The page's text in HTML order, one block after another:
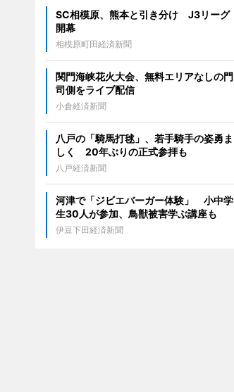
SC相模原、熊本と引き分け J3リーグ
開幕
相模原町田経済新聞
関門海峡花火大会、無料エリアなしの門
司側をライブ配信
小倉経済新聞
八戸の「騎馬打毬」、若手騎手の姿勇ま
しく 20年ぶりの正式参拝も
八戸経済新聞
河津で「ジビエバーガー体験」 小中学
生30人が参加、鳥獣被害学ぶ講座も
伊豆下田経済新聞